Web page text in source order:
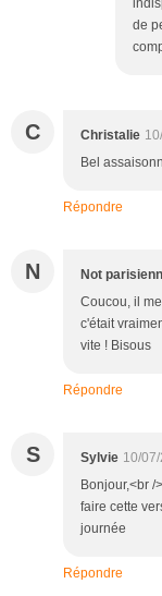
de
C Christalie
Bel
Répondre
N Not
Coucou, il
c'était
vite ! Bisous
Répondre
S Sylvie 10/
Bonjour,<br /
faire cette
journée
Répondre